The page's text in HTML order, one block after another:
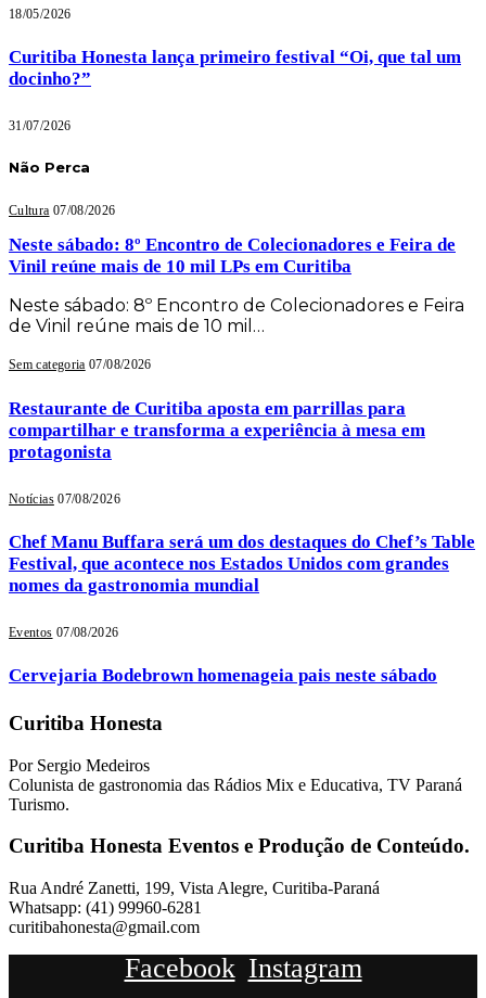
18/05/2026
Curitiba Honesta lança primeiro festival “Oi, que tal um
docinho?”
31/07/2026
Não Perca
Cultura 07/08/2026
Neste sábado: 8º Encontro de Colecionadores e Feira de
Vinil reúne mais de 10 mil LPs em Curitiba
Neste sábado: 8º Encontro de Colecionadores e Feira
de Vinil reúne mais de 10 mil…
Sem categoria 07/08/2026
Restaurante de Curitiba aposta em parrillas para
compartilhar e transforma a experiência à mesa em
protagonista
Notícias 07/08/2026
Chef Manu Buffara será um dos destaques do Chef’s Table
Festival, que acontece nos Estados Unidos com grandes
nomes da gastronomia mundial
Eventos 07/08/2026
Cervejaria Bodebrown homenageia pais neste sábado
Curitiba Honesta
Por Sergio Medeiros
Colunista de gastronomia das Rádios Mix e Educativa, TV Paraná
Turismo.
Curitiba Honesta Eventos e Produção de Conteúdo.
Rua André Zanetti, 199, Vista Alegre, Curitiba-Paraná
Whatsapp: (41) 99960-6281
curitibahonesta@gmail.com
Facebook Instagram